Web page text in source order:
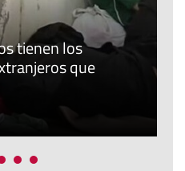
tienen los
que